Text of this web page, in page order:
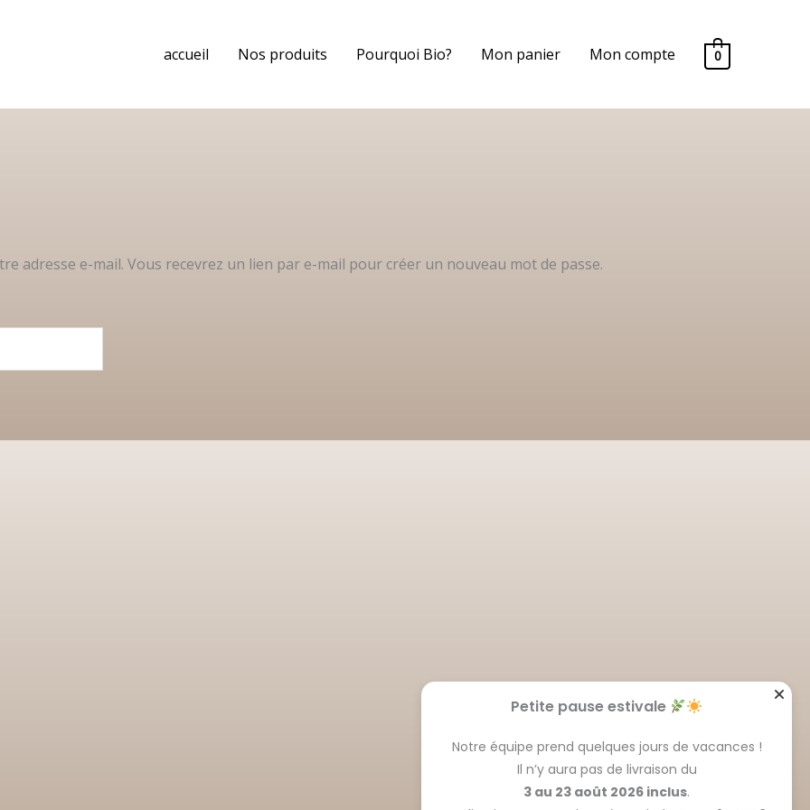
accueil Nos produits Pourquoi Bio? Mon panier Mon compte 0
adresse e-mail. Vous recevrez un lien par e-mail pour créer un nouveau mot de passe.
Petite pause estivale
Notre équipe prend quelques jours de vacances !
Il n’y aura pas de livraison du
3 au 23 août 2026 inclus.